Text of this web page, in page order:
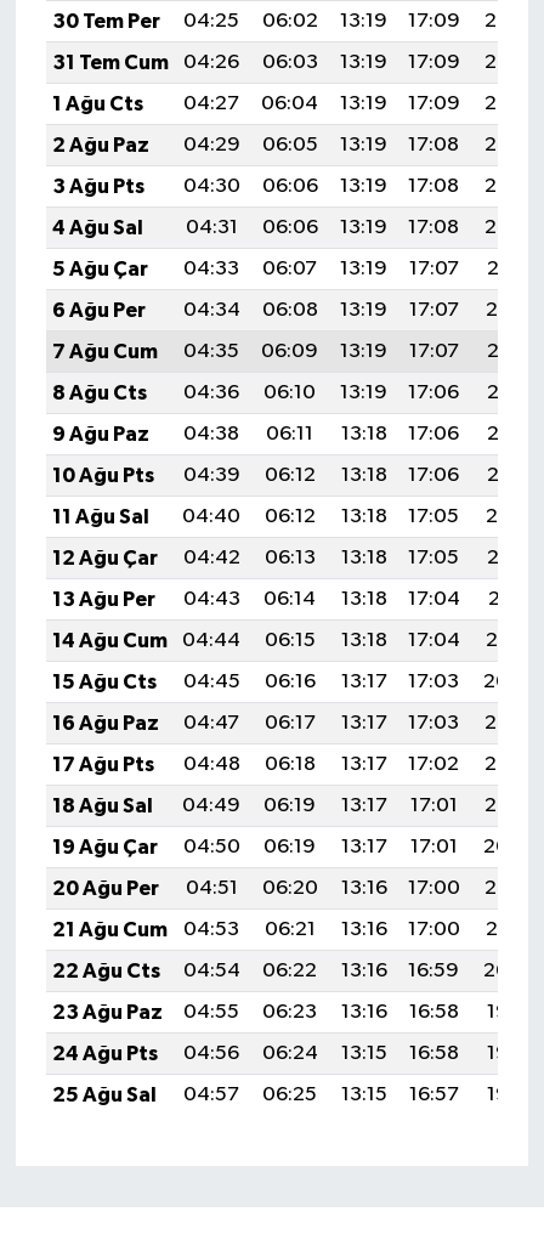
30 Tem Per
04:25 06:02 13:19 17:09
20:26
31 Tem Cum
04:26 06:03 13:19 17:09
20:26
1 Ağu Cts
04:27 06:04 13:19 17:09
20:25
2 Ağu Paz
04:29 06:05 13:19 17:08
20:24
3 Ağu Pts
04:30 06:06 13:19 17:08
20:23
4 Ağu Sal
04:31 06:06 13:19 17:08
20:22
5 Ağu Çar
04:33 06:07 13:19 17:07
20:21
6 Ağu Per
04:34 06:08 13:19 17:07
20:19
7 Ağu Cum
04:35 06:09 13:19 17:07
20:18
8 Ağu Cts
04:36 06:10 13:19 17:06
20:17
9 Ağu Paz
04:38 06:11 13:18 17:06
20:16
10 Ağu Pts
04:39 06:12 13:18 17:06
20:15
11 Ağu Sal
04:40 06:12 13:18 17:05
20:14
12 Ağu Çar
04:42 06:13 13:18 17:05
20:13
13 Ağu Per
04:43 06:14 13:18 17:04
20:11
14 Ağu Cum
04:44 06:15 13:18 17:04
20:10
15 Ağu Cts
04:45 06:16 13:17 17:03
20:09
16 Ağu Paz
04:47 06:17 13:17 17:03
20:08
17 Ağu Pts
04:48 06:18 13:17 17:02
20:06
18 Ağu Sal
04:49 06:19 13:17 17:01
20:05
19 Ağu Çar
04:50 06:19 13:17 17:01
20:04
20 Ağu Per
04:51 06:20 13:16 17:00
20:02
21 Ağu Cum
04:53 06:21 13:16 17:00
20:01
22 Ağu Cts
04:54 06:22 13:16 16:59
20:00
23 Ağu Paz
04:55 06:23 13:16 16:58
19:58
24 Ağu Pts
04:56 06:24 13:15 16:58
19:57
25 Ağu Sal
04:57 06:25 13:15 16:57 19:56